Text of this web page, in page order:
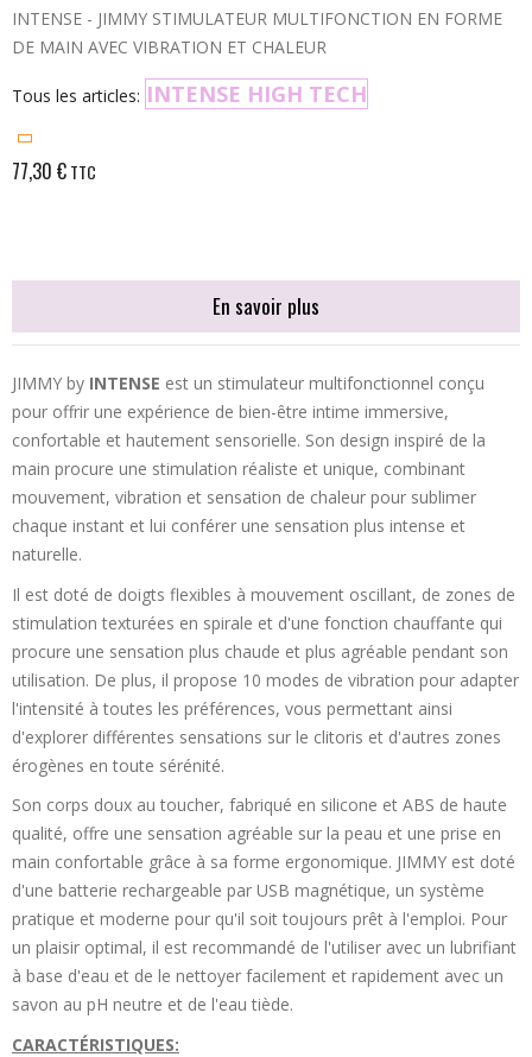
INTENSE - JIMMY STIMULATEUR MULTIFONCTION EN FORME
DE MAIN AVEC VIBRATION ET CHALEUR
Tous les articles: INTENSE HIGH TECH
77,30 €TTC
En savoir plus
JIMMY by INTENSE est un stimulateur multifonctionnel conçu
pour offrir une expérience de bien-être intime immersive,
confortable et hautement sensorielle. Son design inspiré de la
main procure une stimulation réaliste et unique, combinant
mouvement, vibration et sensation de chaleur pour sublimer
chaque instant et lui conférer une sensation plus intense et
naturelle.
Il est doté de doigts flexibles à mouvement oscillant, de zones de
stimulation texturées en spirale et d'une fonction chauffante qui
procure une sensation plus chaude et plus agréable pendant son
utilisation. De plus, il propose 10 modes de vibration pour adapter
l'intensité à toutes les préférences, vous permettant ainsi
d'explorer différentes sensations sur le clitoris et d'autres zones
érogènes en toute sérénité.
Son corps doux au toucher, fabriqué en silicone et ABS de haute
qualité, offre une sensation agréable sur la peau et une prise en
main confortable grâce à sa forme ergonomique. JIMMY est doté
d'une batterie rechargeable par USB magnétique, un système
pratique et moderne pour qu'il soit toujours prêt à l'emploi. Pour
un plaisir optimal, il est recommandé de l'utiliser avec un lubrifiant
à base d'eau et de le nettoyer facilement et rapidement avec un
savon au pH neutre et de l'eau tiède.
CARACTÉRISTIQUES: